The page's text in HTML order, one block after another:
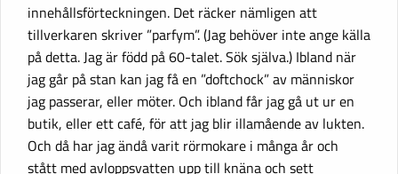
innehållsförteckningen. Det räcker nämligen att
tillverkaren skriver ”parfym”. (Jag behöver inte ange källa
på detta. Jag är född på 60-talet. Sök själva.) Ibland när
jag går på stan kan jag få en ”doftchock” av människor
jag passerar, eller möter. Och ibland får jag gå ut ur en
butik, eller ett café, för att jag blir illamående av lukten.
Och då har jag ändå varit rörmokare i många år och
stått med avloppsvatten upp till knäna och sett